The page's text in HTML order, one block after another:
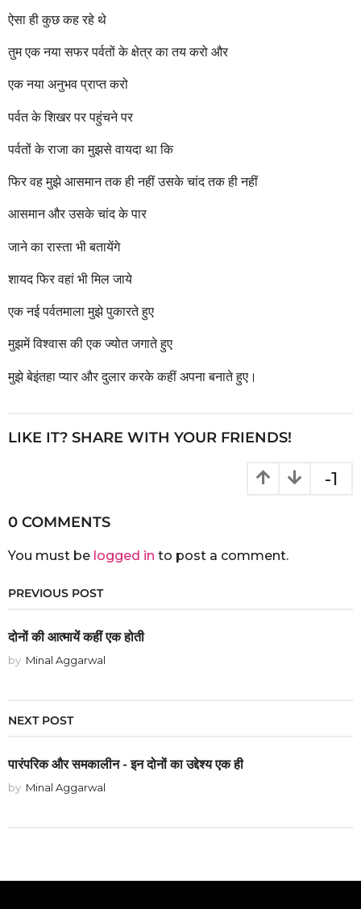
ऐसा ही कुछ कह रहे थे
तुम एक नया सफर पर्वतों के क्षेत्र का तय करो और
एक नया अनुभव प्राप्त करो
पर्वत के शिखर पर पहुंचने पर
पर्वतों के राजा का मुझसे वायदा था कि
फिर वह मुझे आसमान तक ही नहीं उसके चांद तक ही नहीं
आसमान और उसके चांद के पार
जाने का रास्ता भी बतायेंगे
शायद फिर वहां भी मिल जाये
एक नई पर्वतमाला मुझे पुकारते हुए
मुझमें विश्वास की एक ज्योत जगाते हुए
मुझे बेइंतहा प्यार और दुलार करके कहीं अपना बनाते हुए।
LIKE IT? SHARE WITH YOUR FRIENDS!
-1
0 COMMENTS
You must be logged in to post a comment.
PREVIOUS POST
दोनों की आत्मायें कहीं एक होती
by Minal Aggarwal
NEXT POST
पारंपरिक और समकालीन - इन दोनों का उद्देश्य एक ही
by Minal Aggarwal